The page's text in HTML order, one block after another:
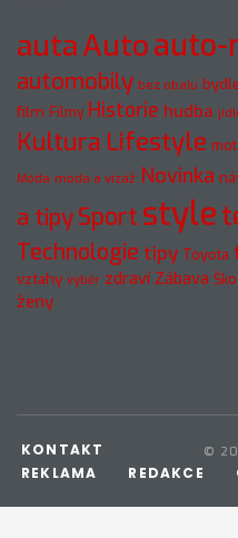
autaAutoauto-
automobily bez obalu
film Filmy Historie hudba
Kultura Lifestyle
Móda móda a vizáž Novinka
a tipySport style
Technologie tipy Toyota
vztahy výběr zdraví Zábava
ženy
©
KONTAKT
REKLAMA
REDAKCE